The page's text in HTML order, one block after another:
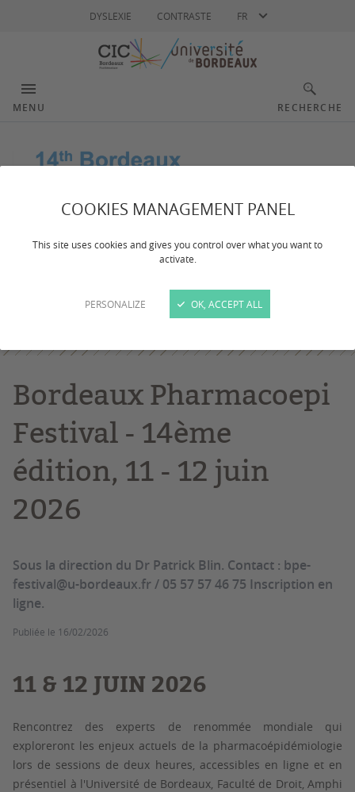
COOKIES MANAGEMENT PANEL
This site uses cookies and gives you control over what you want to
activate.
PERSONALIZE OK, ACCEPT ALL
DYSLEXIE CONTRASTE FR
MENU RECHERCHE
Bordeaux Pharmacoepi
Festival - 14ème
édition, 11 - 12 juin
2026
Sous la direction du Dr Patrick Blin. Contact : bpe-
festival@u-bordeaux.fr / 05 57 57 46 75 Inscription en
ligne.
Publiée le 16/02/2026
11 & 12 JUIN 2026
Rencontrez des experts de renommée mondiale qui
exploreront les enjeux actuels de la pharmacoépidémiologie
lors de sessions de deux heures, accessibles en ligne et en
présentiel à l'Université de Bordeaux, Faculté de Droit, Amphi